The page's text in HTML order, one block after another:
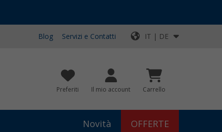
Blog Servizi e Contatti IT | DE
Preferiti Il mio account Carrello
Novità OFFERTE